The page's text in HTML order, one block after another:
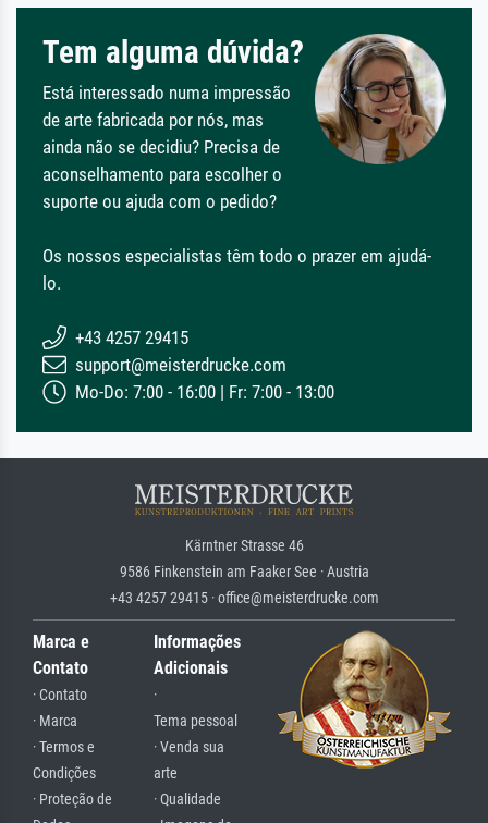
Tem alguma dúvida?
Está interessado numa impressão
de arte fabricada por nós, mas
ainda não se decidiu? Precisa de
aconselhamento para escolher o
suporte ou ajuda com o pedido?
Os nossos especialistas têm todo o prazer em ajudá-
lo.
+43 4257 29415
support@meisterdrucke.com
Mo-Do: 7:00 - 16:00 | Fr: 7:00 - 13:00
Kärntner Strasse 46
9586 Finkenstein am Faaker See · Austria
+43 4257 29415 · office@meisterdrucke.com
Marca e
Contato
· Contato
· Marca
· Termos e
Condições
· Proteção de
Informações
Adicionais
·
Tema pessoal
· Venda sua
arte
· Qualidade